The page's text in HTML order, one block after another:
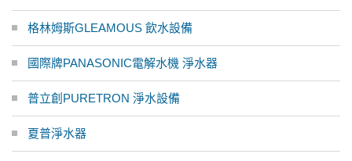
格林姆斯GLEAMOUS 飲水設備
國際牌PANASONIC電解水機 淨水器
普立創PURETRON 淨水設備
夏普淨水器